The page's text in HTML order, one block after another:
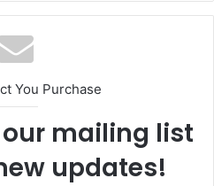
You Purchase
mailing list
updates!